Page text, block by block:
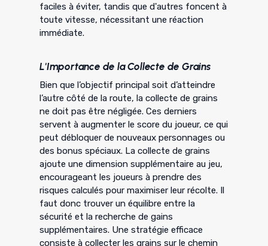
faciles à éviter, tandis que d'autres foncent à
toute vitesse, nécessitant une réaction
immédiate.
L'Importance de la Collecte de Grains
Bien que l’objectif principal soit d’atteindre
l’autre côté de la route, la collecte de grains
ne doit pas être négligée. Ces derniers
servent à augmenter le score du joueur, ce qui
peut débloquer de nouveaux personnages ou
des bonus spéciaux. La collecte de grains
ajoute une dimension supplémentaire au jeu,
encourageant les joueurs à prendre des
risques calculés pour maximiser leur récolte. Il
faut donc trouver un équilibre entre la
sécurité et la recherche de gains
supplémentaires. Une stratégie efficace
consiste à collecter les grains sur le chemin